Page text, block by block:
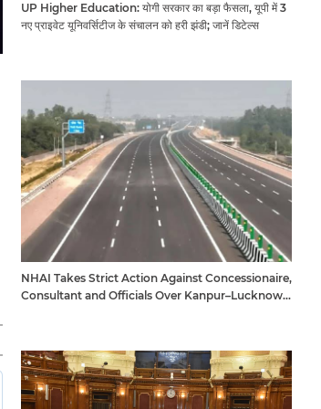
UP Higher Education: योगी सरकार का बड़ा फैसला, यूपी में 3
नए प्राइवेट यूनिवर्सिटीज के संचालन को हरी झंडी; जानें डिटेल्स
NHAI Takes Strict Action Against Concessionaire,
Consultant and Officials Over Kanpur–Lucknow